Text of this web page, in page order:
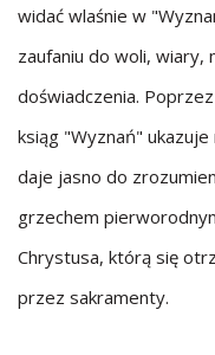
widać wlaśnie w
zaufaniu do woli, wiary,
doświadczenia.
ksiąg "Wyznań" ukazuje
daje jasno do
grzechem
Chrystusa, którą się
przez sakramenty.